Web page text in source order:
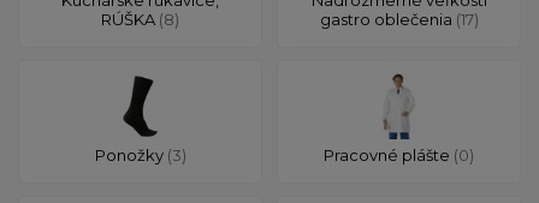
RÚŠKA (8)
gastro oblečenia (17)
Ponožky (3) Pracovné plášte (0)